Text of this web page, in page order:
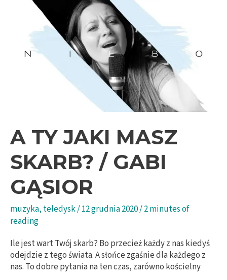
Everyday
life
A TY JAKI MASZ
SKARB? / GABI
GĄSIOR
muzyka, teledysk/12 grudnia 2020/2 minutes of
reading
Ile jest wart Twój skarb? Bo przecież każdy z nas kiedyś
odejdzie z tego świata. A słońce zgaśnie dla każdego z
nas. To dobre pytania na ten czas, zarówno kościelny